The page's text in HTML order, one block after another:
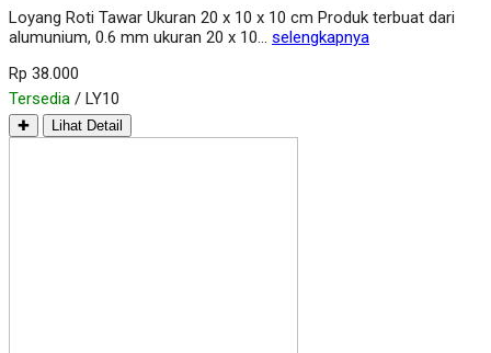
Loyang Roti Tawar Ukuran 20 x 10 x 10 cm Produk terbuat dari
alumunium, 0.6 mm ukuran 20 x 10… selengkapnya
Rp 38.000
Tersedia / LY10
✚ Lihat Detail